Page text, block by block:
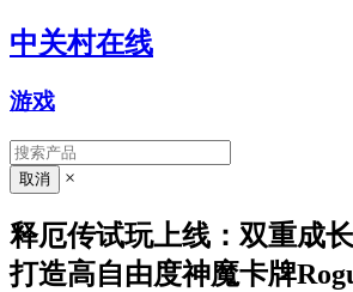
中关村在线
游戏
×
释厄传试玩上线：双重成
打造高自由度神魔卡牌